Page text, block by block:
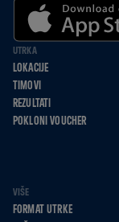
UTRKA
LOKACIJE
TIMOVI
REZULTATI
POKLONI VOUCHER
VIŠE
FORMAT UTRKE